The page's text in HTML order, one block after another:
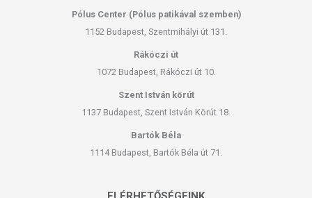
Pólus Center (Pólus patikával szemben)
1152 Budapest, Szentmihályi út 131.
Rákóczi út
1072 Budapest, Rákóczi út 10.
Szent István körút
1137 Budapest, Szent István Körút 18.
Bartók Béla
1114 Budapest, Bartók Béla út 71.